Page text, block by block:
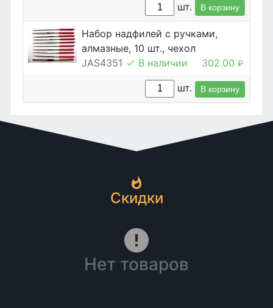
шт. В корзину
Набор надфилей с ручками,
алмазные, 10 шт., чехол
JAS4351
В наличии 302.00 ₽
шт. В корзину
Скидки
Нет товаров